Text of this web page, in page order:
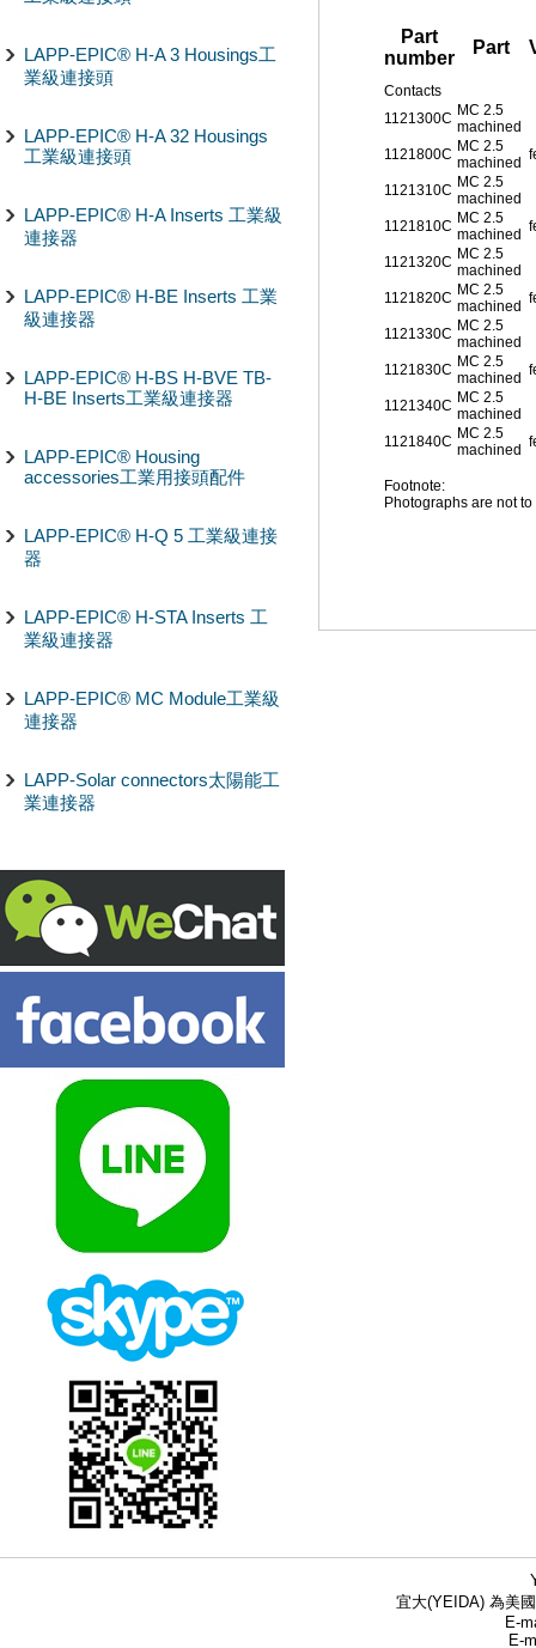
LAPP-EPIC® H-A 3 Housings工
業級連接頭
LAPP-EPIC® H-A 32 Housings
工業級連接頭
LAPP-EPIC® H-A Inserts 工業級
連接器
LAPP-EPIC® H-BE Inserts 工業
級連接器
LAPP-EPIC® H-BS H-BVE TB-
H-BE Inserts工業級連接器
LAPP-EPIC® Housing
accessories工業用接頭配件
LAPP-EPIC® H-Q 5 工業級連接
器
LAPP-EPIC® H-STA Inserts 工
業級連接器
LAPP-EPIC® MC Module工業級
連接器
LAPP-Solar connectors太陽能工
業連接器
Part
number
Part
Contacts
1121300C MC 2.5
machined
1121800C MC 2.5
machined
1121310C MC 2.5
machined
1121810C MC 2.5
machined
1121320C MC 2.5
machined
1121820C MC 2.5
machined
1121330C MC 2.5
machined
1121830C MC 2.5
machined
1121340C MC 2.5
machined
1121840C MC 2.5
machined
Footnote:
Photographs are not
宜大(YEIDA) 為美
E-
E-